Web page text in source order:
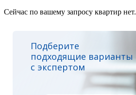
Сейчас по вашему запросу квартир нет.
Подберите
подходящие варианты
с экспертом